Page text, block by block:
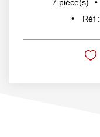
7 pièce(s)
Réf :